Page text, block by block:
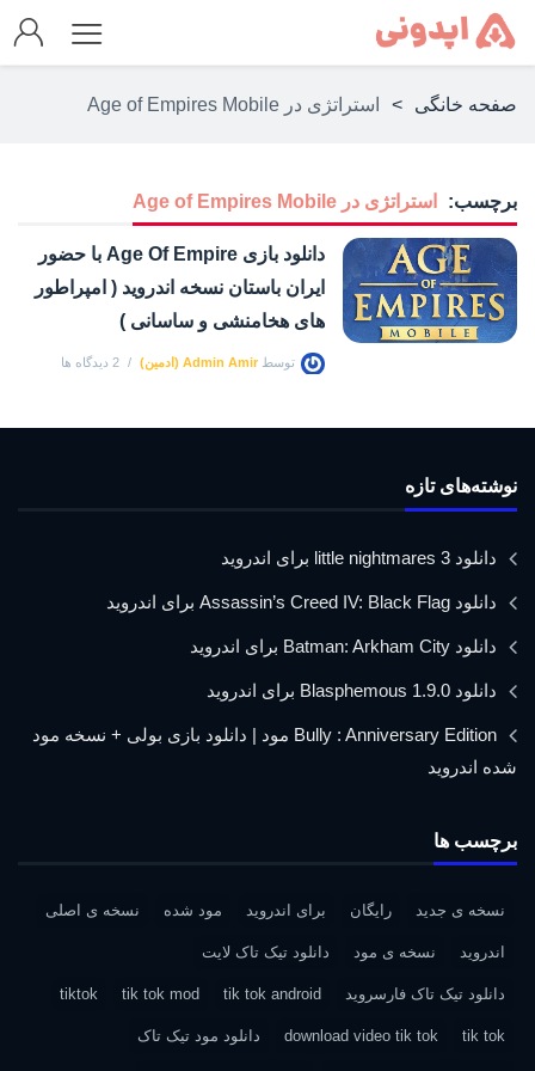
صفحه خانگی > استراتژی در Age of Empires Mobile
برچسب: استراتژی در Age of Empires Mobile
دانلود بازی Age Of Empire با حضور
ایران باستان نسخه اندروید ( امپراطور
های هخامنشی و ساسانی )
توسط Admin Amir (ادمین) 2 دیدگاه ها
نوشته‌های تازه
دانلود little nightmares 3 برای اندروید
دانلود Assassin’s Creed IV: Black Flag برای اندروید
دانلود Batman: Arkham City برای اندروید
دانلود Blasphemous 1.9.0 برای اندروید
Bully : Anniversary Edition مود | دانلود بازی بولی + نسخه مود
شده اندروید
برچسب ها
نسخه ی جدید رایگان برای اندروید مود شده نسخه ی اصلی
اندروید نسخه ی مود دانلود تیک تاک لایت
دانلود تیک تاک فارسروید tik tok android
tik tok mod
tiktok
tik tok
download video tik tok دانلود مود تیک تاک